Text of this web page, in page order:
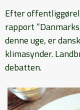
Efter
rapport
denne uge, er
klimasynder.
debatten.